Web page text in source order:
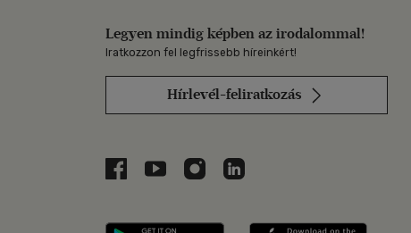
Legyen mindig képben az irodalommal!
Iratkozzon fel legfrissebb híreinkért!
Hírlevél-feliratkozás
Libri a Facebookon
Libri a Youtube-on
Libri az Instagramon
Libri a LinkedInen